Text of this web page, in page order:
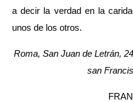
a decir la verdad en la
unos de los otros.
Roma, San Juan de Letrán,
san